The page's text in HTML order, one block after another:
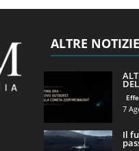
ALTRE NOTIZIE
7
Il